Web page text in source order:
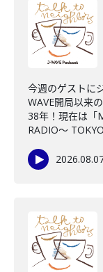
今週のゲストに
WAVE開局以来
38年！現在は「
RADIO〜